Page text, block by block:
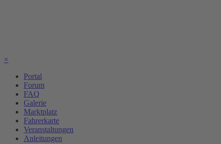
×
Portal
Forum
FAQ
Galerie
Marktplatz
Fahrerkarte
Veranstaltungen
Anleitungen